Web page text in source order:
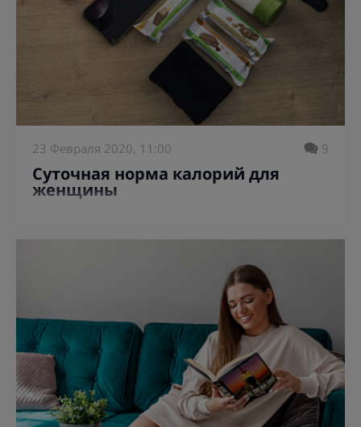
23 Февраля 2020, 11:00 9
Суточная норма калорий для
женщины